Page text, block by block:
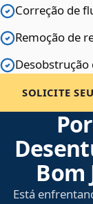
Correção de
Remoção de
SOLICITE
Bom
Está